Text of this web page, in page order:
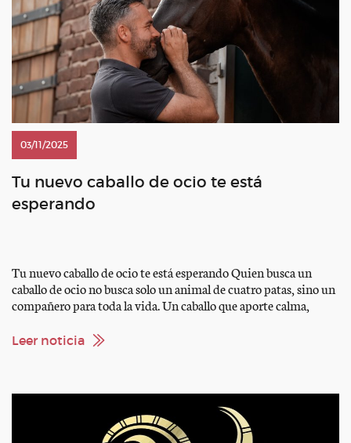
03/11/2025
Tu nuevo caballo de ocio te está
esperando
Tu nuevo caballo de ocio te está esperando Quien busca un
caballo de ocio no busca solo un animal de cuatro patas, sino un
compañero para toda la vida. Un caballo que aporte calma,
paseos relajados después del trabajo, el compañero adecuado […]
Leer noticia